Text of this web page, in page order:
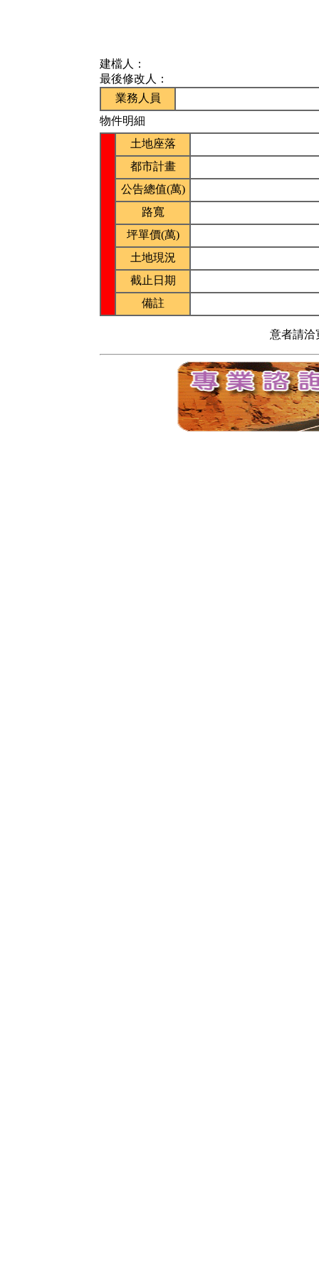
建檔人：
最後修改人：
業務人員
物件明細
土地座落
都市計畫
公告總值(萬)
路寬
坪單價(萬)
土地現況
截止日期
備註
意者請洽